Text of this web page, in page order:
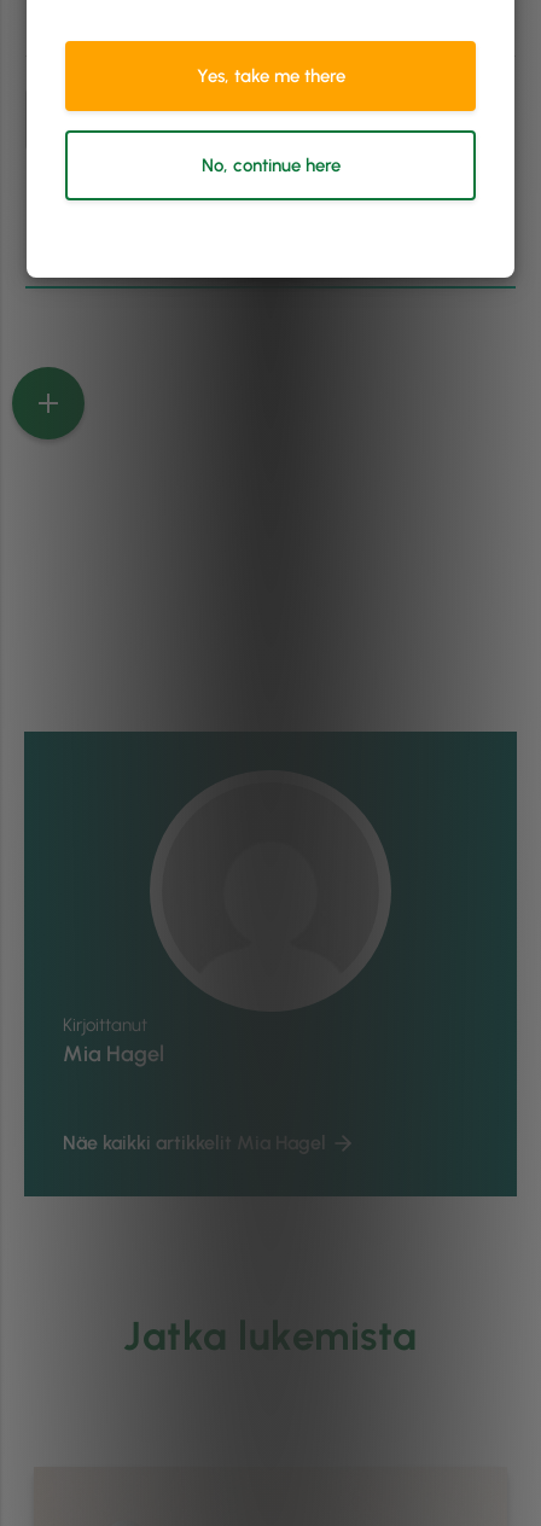
Kirjoittanut
Mia Hagel
Näe kaikki artikkelit Mia Hagel
Jatka lukemista
Yes, take me there
No, continue here